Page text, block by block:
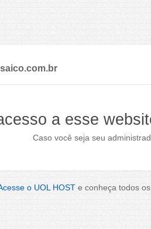
a esse
Caso você seja seu
o UOL HOST e conheça todos